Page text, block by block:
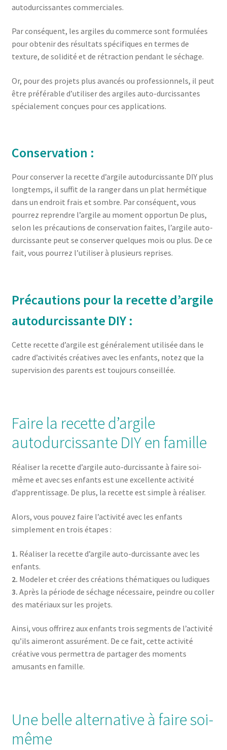
autodurcissantes commerciales.
Par conséquent, les argiles du commerce sont formulées
pour obtenir des résultats spécifiques en termes de
texture, de solidité et de rétraction pendant le séchage.
Or, pour des projets plus avancés ou professionnels, il peut
être préférable d’utiliser des argiles auto-durcissantes
spécialement conçues pour ces applications.
Conservation :
Pour conserver la recette d’argile autodurcissante DIY plus
longtemps, il suffit de la ranger dans un plat hermétique
dans un endroit frais et sombre. Par conséquent, vous
pourrez reprendre l’argile au moment opportun De plus,
selon les précautions de conservation faites, l’argile auto-
durcissante peut se conserver quelques mois ou plus. De ce
fait, vous pourrez l’utiliser à plusieurs reprises.
Précautions pour la recette d’argile
autodurcissante DIY :
Cette recette d’argile est généralement utilisée dans le
cadre d’activités créatives avec les enfants, notez que la
supervision des parents est toujours conseillée.
Faire la recette d’argile
autodurcissante DIY en famille
Réaliser la recette d’argile auto-durcissante à faire soi-
même et avec ses enfants est une excellente activité
d’apprentissage. De plus, la recette est simple à réaliser.
Alors, vous pouvez faire l’activité avec les enfants
simplement en trois étapes :
1. Réaliser la recette d’argile auto-durcissante avec les
enfants.
2. Modeler et créer des créations thématiques ou ludiques
3. Après la période de séchage nécessaire, peindre ou coller
des matériaux sur les projets.
Ainsi, vous offrirez aux enfants trois segments de l’activité
qu’ils aimeront assurément. De ce fait, cette activité
créative vous permettra de partager des moments
amusants en famille.
Une belle alternative à faire soi-
même